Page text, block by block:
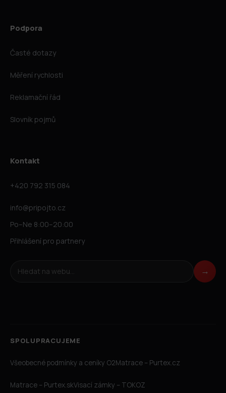
Podpora
Časté dotazy
Měření rychlosti
Reklamační řád
Slovník pojmů
Kontakt
+420 792 315 084
info@pripojto.cz
Po–Ne 8:00–20:00
Přihlášení pro partnery
Hledat na webu →
SPOLUPRACUJEME
Všeobecné podmínky a ceníky O2Matrace – Purtex.cz
Matrace – Purtex.skVisací zámky – TOKOZ